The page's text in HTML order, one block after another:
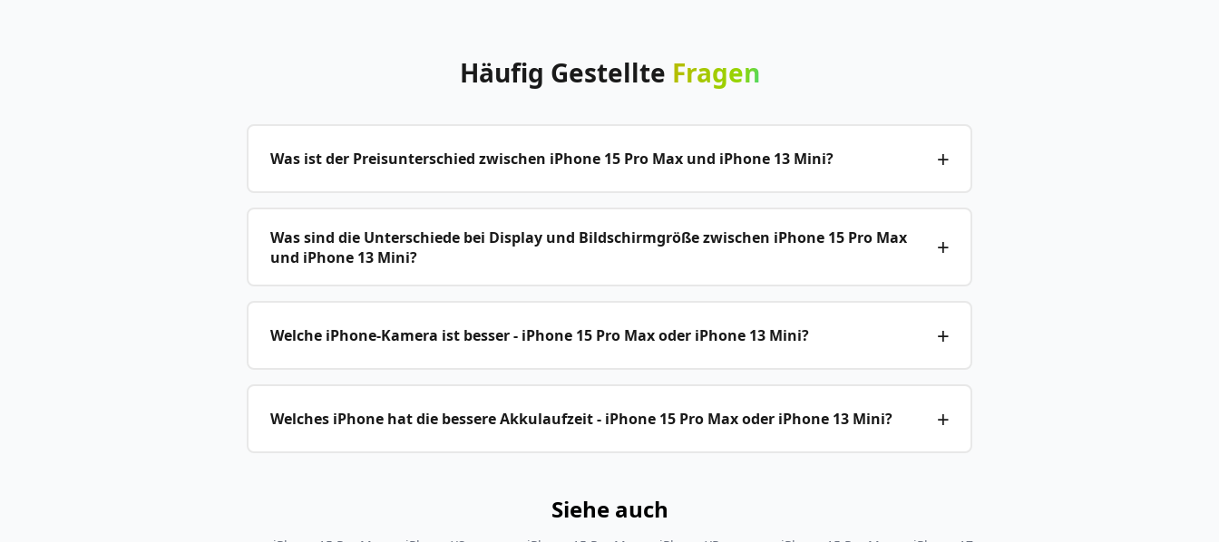
Häufig Gestellte Fragen
Was ist der Preisunterschied zwischen iPhone 15 Pro Max und iPhone 13 Mini?
Was sind die Unterschiede bei Display und Bildschirmgröße zwischen iPhone 15 Pro Max
und iPhone 13 Mini?
Welche iPhone-Kamera ist besser - iPhone 15 Pro Max oder iPhone 13 Mini?
Welches iPhone hat die bessere Akkulaufzeit - iPhone 15 Pro Max oder iPhone 13 Mini?
Siehe auch